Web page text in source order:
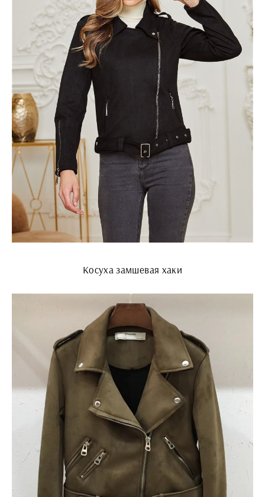
Косуха замшевая хаки